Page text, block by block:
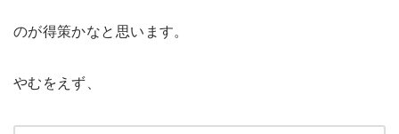
のが得策かなと思います。
やむをえず、